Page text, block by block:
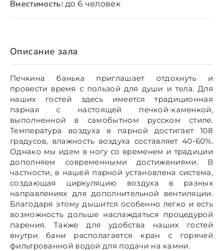
Вместимость: до 6 человек
Описание зала
Печкина банька приглашает отдохнуть и
провести время с пользой для души и тела. Для
наших гостей здесь имеется традиционная
парная с настоящей печкой-каменкой,
выполненной в самобытном русском стиле.
Температура воздуха в парной достигает 108
градусов, влажность воздуха составляет 40-60%.
Однако мы идем в ногу со временем и традиции
дополняем современными достижениями. В
частности, в нашей парной установлена система,
создающая циркуляцию воздуха в разных
направлениях для дополнительной вентиляции.
Благодаря этому дышится особенно легко и есть
возможность дольше наслаждаться процедурой
парения. Также для удобства наших гостей
внутри бани располагается кран с горячей
фильтрованной водой для подачи на камни.